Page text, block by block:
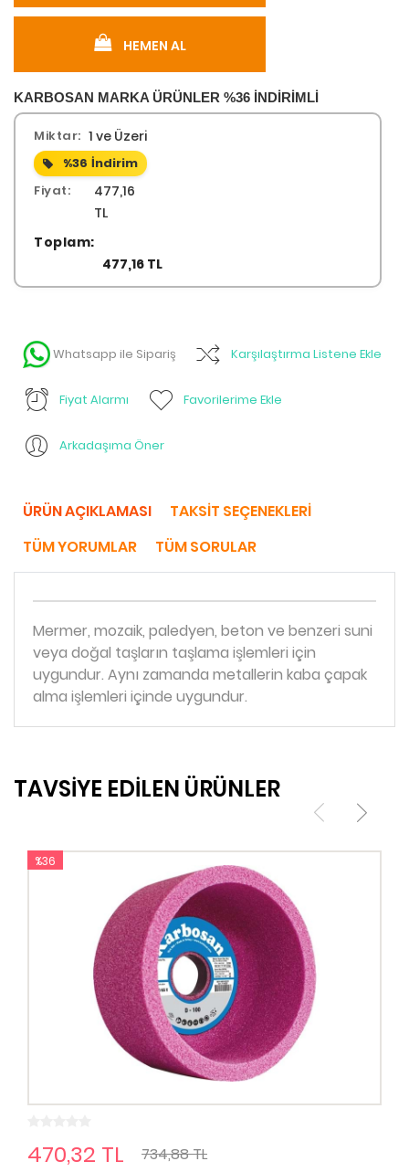
HEMEN AL
KARBOSAN MARKA ÜRÜNLER %36 İNDİRİMLİ
Miktar: 1 ve Üzeri
%36 İndirim
Fiyat:
477,16
TL
Toplam:
477,16 TL
Whatsapp ile Sipariş Karşılaştırma Listene Ekle
Fiyat Alarmı Favorilerime Ekle
Arkadaşıma Öner
ÜRÜN AÇIKLAMASI
TAKSIT SEÇENEKLERI
TÜM YORUMLAR
TÜM SORULAR
Mermer, mozaik, paledyen, beton ve benzeri suni
veya doğal taşların taşlama işlemleri için
uygundur. Aynı zamanda metallerin kaba çapak
alma işlemleri içinde uygundur.
TAVSİYE EDİLEN ÜRÜNLER
%36
470,32 TL
734,88 TL